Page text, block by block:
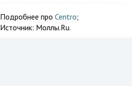
Подробнее про Centro;
Источник: Моллы.Ru.